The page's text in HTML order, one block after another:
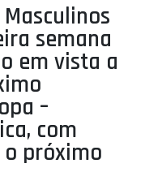
semana
em vista a
–
com
próximo